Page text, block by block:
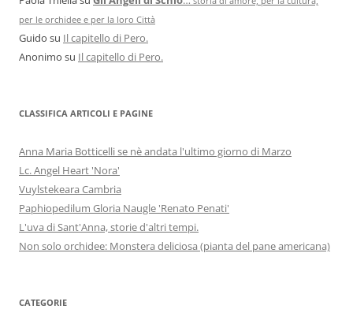
per le orchidee e per la loro Città
Guido su Il capitello di Pero.
Anonimo su Il capitello di Pero.
CLASSIFICA ARTICOLI E PAGINE
Anna Maria Botticelli se nè andata l'ultimo giorno di Marzo
Lc. Angel Heart 'Nora'
Vuylstekeara Cambria
Paphiopedilum Gloria Naugle 'Renato Penati'
L'uva di Sant'Anna, storie d'altri tempi.
Non solo orchidee: Monstera deliciosa (pianta del pane americana)
CATEGORIE